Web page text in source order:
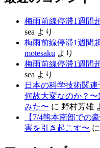
梅雨前線停滞1週間
sea より
梅雨前線停滞1週間
motesaku より
梅雨前線停滞1週間
sea より
日本の科学技術関
何故大変なのか？
みた〜 に 野村芳雄
【7/4熊本南部での
害を引き起こす〜 に